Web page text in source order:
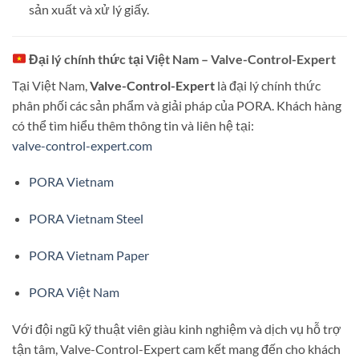
sản xuất và xử lý giấy.
Đại lý chính thức tại Việt Nam – Valve-Control-Expert
Tại Việt Nam, Valve-Control-Expert là đại lý chính thức
phân phối các sản phẩm và giải pháp của PORA. Khách hàng
có thể tìm hiểu thêm thông tin và liên hệ tại:
valve-control-expert.com
PORA Vietnam
PORA Vietnam Steel
PORA Vietnam Paper
PORA Việt Nam
Với đội ngũ kỹ thuật viên giàu kinh nghiệm và dịch vụ hỗ trợ
tận tâm, Valve-Control-Expert cam kết mang đến cho khách